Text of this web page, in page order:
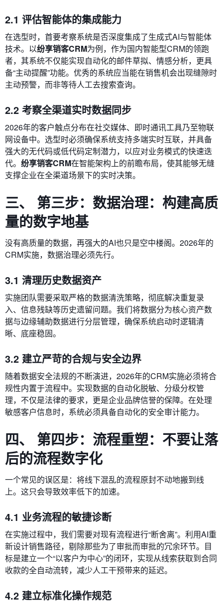
2.1 评估智能体的集成能力
在选型时，首要考察系统是否深度集成了生成式AI与智能体
技术。以纷享销客CRM为例，作为国内智能型CRM的领跑
者，其系统不仅能实现自动化的邮件草拟、情感分析，更具
备“主动提醒”功能。优秀的系统应当能在销售机会出现缝隙时
主动预警，而非等待人工去搜索查询。
2.2 考察全渠道实时数据同步
2026年的客户触点分布在社交媒体、即时通讯工具乃至物联
网设备中。选型时必须确保系统支持多端实时互联，并具备
强大的无代码或低代码定制潜力，以应对业务模式的快速迭
代。 纷享销客CRM在智能架构上的前瞻布局，使其能够无缝
支撑企业在全渠道场景下的实时决策。
三、 第三步：数据治理：构建高质
量的数字地基
没有高质量的数据，再强大的AI也只是空中楼阁。2026年的
CRM实施，数据治理必须先行。
3.1 清理历史数据资产
实施团队需要采取严格的数据清洗策略，彻底解决重复录
入、信息残缺等历史遗留问题。我们将数据分为核心资产数
据与边缘辅助数据进行分层管理，确保系统启动时逻辑清
晰、底座稳固。
3.2 建立严苛的合规与安全边界
随着数据安全法规的不断演进，2026年的CRM实施必须将合
规性内置于流程中。实现数据的自动化脱敏、分级分权管
理，不仅是法律的要求，更是企业品牌信誉的保障。在处理
敏感客户信息时，系统必须具备自动化的安全审计能力。
四、 第四步：流程重塑：不要让落
后的流程数字化
一个常见的误区是：将线下混乱的流程原封不动地搬到线
上。这只会导致效率低下的加速。
4.1 业务流程的敏捷诊断
在实施过程中，我们需要对现有流程进行“断舍离”。利用AI重
新设计销售路径，剔除那些为了审批而审批的冗余环节。目
标是建立一个“以客户为中心”的闭环，实现从线索获取到合同
收款的全自动流转，减少人工干预带来的延迟。
4.2 建立标准化操作规范